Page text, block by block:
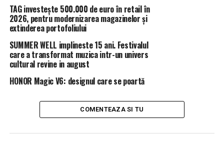
cotul. La Poarta Albă am stat şi 12 oameni în celulă. Nu
au fost condiţii de lux, aşa cum s-a scris”, a spus el.
Victor Becali a fost condamnat în martie 2014 la patru
ani şi opt luni de închisoare în „Dosarul Transferurilor”,
alături de George Copos, Ioan Becali, Mihai Stoica, Jean
Pădureanu, Gică Popescu, Gigi Neţoiu şi Cristian Borcea,
în legătură cu efectuarea de tranzacţii ilegale la
transferurile unor fotbalişti către cluburi din
străinătate, ceea ce a produs un prejudiciu total de
peste 10 milioane de dolari în dauna a patru cluburi de
TAG investește 500.000 de euro în retail în
2026, pentru modernizarea magazinelor și
extinderea portofoliului
SUMMER WELL implineste 15 ani. Festivalul
care a transformat muzica intr-un univers
cultural revine in august
HONOR Magic V6: designul care se poartă
COMENTEAZA SI TU